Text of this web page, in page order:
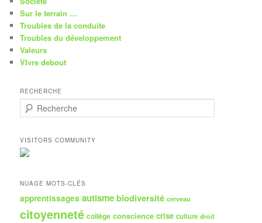
Sur le terrain …
Troubles de la conduite
Troubles du développement
Valeurs
VIvre debout
RECHERCHE
e
h
e
r
h
VISITORS COMMUNITY
NUAGE MOTS-CLÉS
apprentissages autisme biodiversité cerveau
citoyenneté collège conscience crise culture droit